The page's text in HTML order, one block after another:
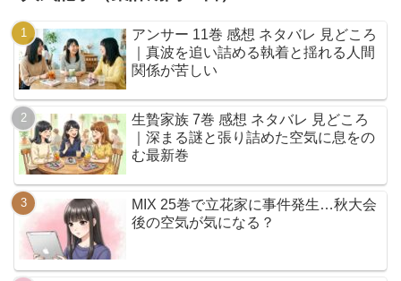
アンサー 11巻 感想 ネタバレ 見どころ
｜真波を追い詰める執着と揺れる人間
関係が苦しい
生贄家族 7巻 感想 ネタバレ 見どころ
｜深まる謎と張り詰めた空気に息をの
む最新巻
MIX 25巻で立花家に事件発生…秋大会
後の空気が気になる？